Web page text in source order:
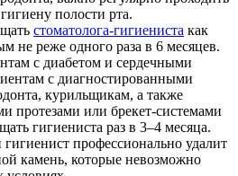
полости рта.
стоматолога-гигиениста как
не реже одного раза в 6 месяцев.
с диабетом и сердечными
с диагностированными
курильщикам, а также
протезами или брекет-системами
гигиениста раз в 3–4 месяца.
профессионально удалит
камень, которые невозможно